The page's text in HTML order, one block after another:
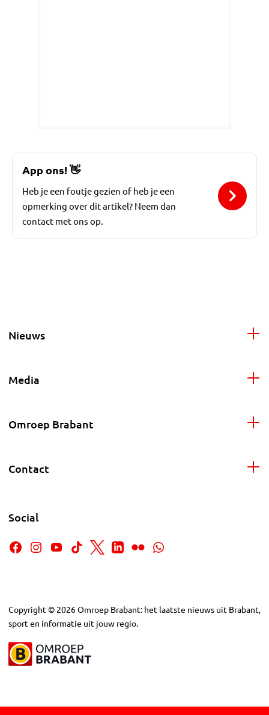
App ons!👋
Heb je een foutje gezien of heb je een
opmerking over dit artikel? Neem dan
contact met ons op.
Nieuws
Media
Omroep Brabant
Contact
Social
Copyright © 2026Omroep Brabant: het laatste nieuws uit Brabant,
sport en informatie uit jouw regio.